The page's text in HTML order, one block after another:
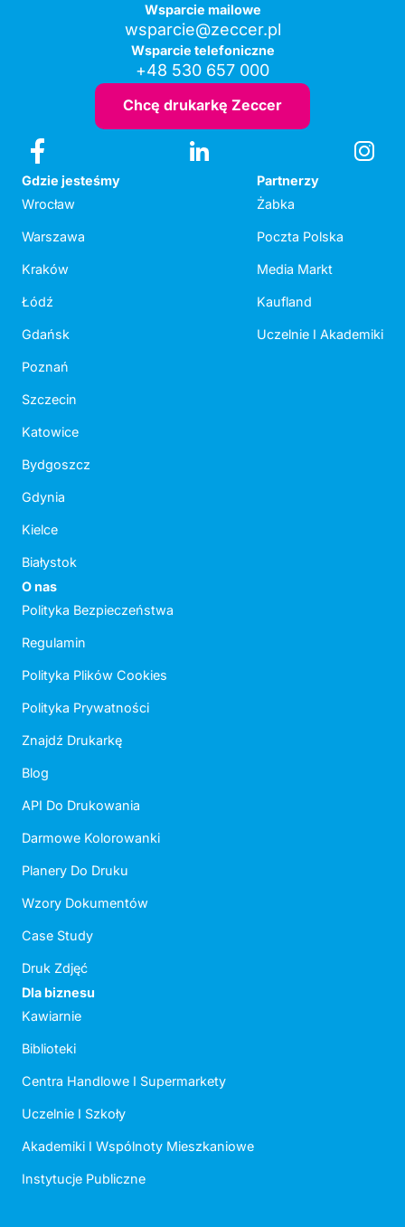
Wsparcie mailowe
wsparcie@zeccer.pl
Wsparcie telefoniczne
+48 530 657 000
Chcę drukarkę Zeccer
Gdzie jesteśmy
Wrocław
Warszawa
Kraków
Łódź
Gdańsk
Poznań
Szczecin
Katowice
Bydgoszcz
Gdynia
Kielce
Białystok
Partnerzy
Żabka
Poczta Polska
Media Markt
Kaufland
Uczelnie I Akademiki
O nas
Polityka Bezpieczeństwa
Regulamin
Polityka Plików Cookies
Polityka Prywatności
Znajdź Drukarkę
Blog
API Do Drukowania
Darmowe Kolorowanki
Planery Do Druku
Wzory Dokumentów
Case Study
Druk Zdjęć
Dla biznesu
Kawiarnie
Biblioteki
Centra Handlowe I Supermarkety
Uczelnie I Szkoły
Akademiki I Wspólnoty Mieszkaniowe
Instytucje Publiczne